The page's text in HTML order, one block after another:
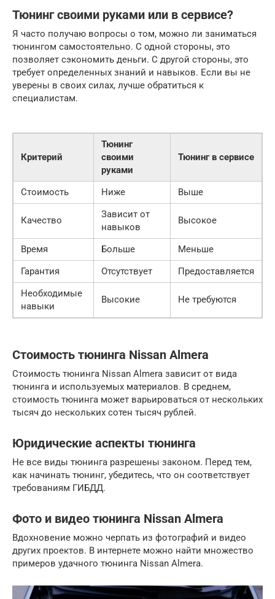
Тюнинг своими руками или в сервисе?
Я часто получаю вопросы о том, можно ли заниматься
тюнингом самостоятельно. С одной стороны, это
позволяет сэкономить деньги. С другой стороны, это
требует определенных знаний и навыков. Если вы не
уверены в своих силах, лучше обратиться к
специалистам.
Критерий
Тюнинг
своими
руками
Тюнинг в сервисе
Стоимость Ниже Выше
Качество
Зависит от
навыков
Высокое
Время Больше
Меньше
Гарантия
Отсутствует
Предоставляется
Необходимые
навыки
Высокие Не требуются
Стоимость тюнинга Nissan Almera
Стоимость тюнинга Nissan Almera зависит от вида
тюнинга и используемых материалов. В среднем,
стоимость тюнинга может варьироваться от нескольких
тысяч до нескольких сотен тысяч рублей.
Юридические аспекты тюнинга
Не все виды тюнинга разрешены законом. Перед тем,
как начинать тюнинг, убедитесь, что он соответствует
требованиям ГИБДД.
Фото и видео тюнинга Nissan Almera
Вдохновение можно черпать из фотографий и видео
других проектов. В интернете можно найти множество
примеров удачного тюнинга Nissan Almera.